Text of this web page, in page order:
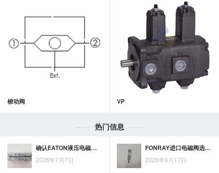
梭动阀 VP
热门信息
确认EATON液压电磁阀线圈匹配性，电压、功率、接口与阀体参数要看哪些细节
2026年7月7日
FONRAY进口电磁阀选用前，先看性能稳定性与工况适配
2026年6月17日